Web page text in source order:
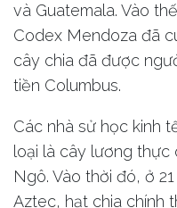
và Guatemala. Vào
Codex Mendoza đã
cây chia đã được
tiền Columbus.
Các nhà sử học kinh
loại là cây lương
Ngô. Vào thời đó, ở
Aztec, hạt chia chính